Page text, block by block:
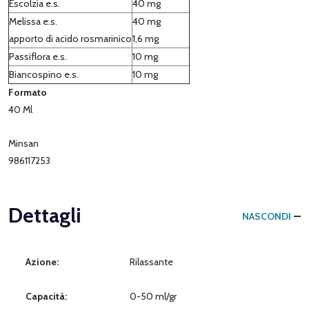
Escolzia e.s.
40 mg
Melissa e.s.
apporto di acido rosmarinico
40 mg
1,6 mg
Passiflora e.s.
10 mg
Biancospino e.s.
10 mg
Formato
40 Ml
Minsan
986117253
Dettagli NASCONDI
Azione: Rilassante
Capacità: 0-50 ml/gr